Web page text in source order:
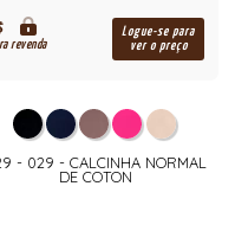
revenda
Logue-se para
ver o preço
- 029 - CALCINHA NORMAL
DE COTON